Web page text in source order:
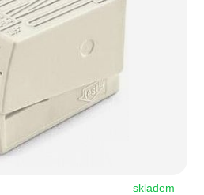
skladem